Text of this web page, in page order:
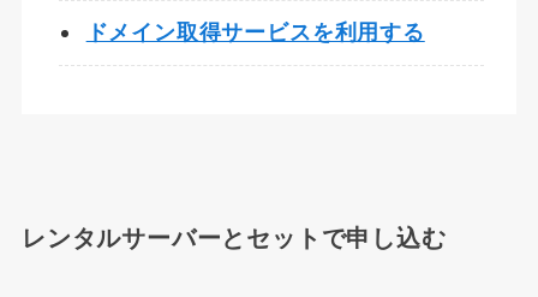
ドメイン取得サービスを利用する
レンタルサーバーとセットで申し込む